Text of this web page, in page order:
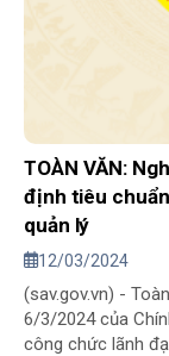
TOÀN VĂN:
định tiêu
quản lý
12/03/2024
(sav.gov.vn) -
6/3/2024 của
công chức lãnh